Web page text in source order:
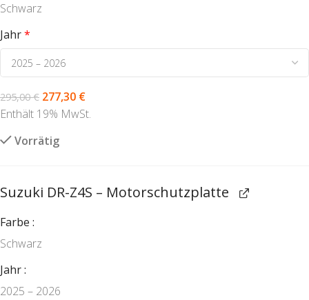
Schwarz
Jahr*
295,00€ 277,30 €
Enthält 19% MwSt.
Vorrätig
Suzuki DR-Z4S – Motorschutzplatte
Farbe
Schwarz
Jahr
2025 – 2026